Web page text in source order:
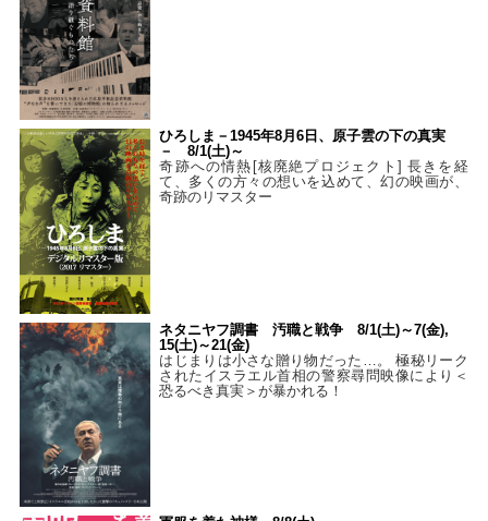
ひろしま－1945年8月6日、原子雲の下の真実
－ 8/1(土)～
奇跡への情熱[核廃絶プロジェクト] 長きを経
て、多くの方々の想いを込めて、幻の映画が、
奇跡のリマスター
ネタニヤフ調書 汚職と戦争 8/1(土)～7(金),
15(土)～21(金)
はじまりは小さな贈り物だった…。 極秘リーク
されたイスラエル首相の警察尋問映像により＜
恐るべき真実＞が暴かれる！